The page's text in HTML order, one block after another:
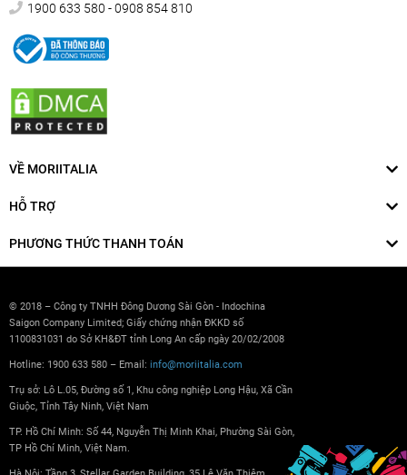
1900 633 580 - 0908 854 810
VỀ MORIITALIA
HỖ TRỢ
PHƯƠNG THỨC THANH TOÁN
© 2018 – Công ty TNHH Đông Dương Sài Gòn - Indochina
Saigon Company Limited; Giấy chứng nhận ĐKKD số
1100831031 do Sở KH&ĐT tỉnh Long An cấp ngày 20/02/2008
Hotline: 1900 633 580 – Email: info@moriitalia.com
Trụ sở: Lô L.05, Đường số 1, Khu công nghiệp Long Hậu, Xã Cần
Giuộc, Tỉnh Tây Ninh, Việt Nam
TP. Hồ Chí Minh: Số 44, Nguyễn Thị Minh Khai, Phường Sài Gòn,
TP Hồ Chí Minh, Việt Nam.